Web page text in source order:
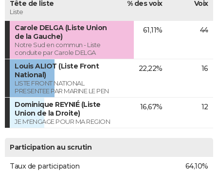
Tête de liste
Liste
% des voix Voix
Carole DELGA (Liste Union
de la Gauche)
Notre Sud en commun - Liste
conduite par Carole DELGA
61,11% 44
Louis ALIOT (Liste Front
National)
LISTE FRONT NATIONAL
PRESENTEE PAR MARINE LE PEN
22,22% 16
Dominique REYNIÉ (Liste
Union de la Droite)
JE M'ENGAGE POUR MA REGION
16,67% 12
Participation au scrutin
Taux de participation 64,10%